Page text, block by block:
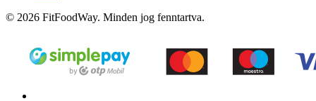
© 2026 FitFoodWay. Minden jog fenntartva.